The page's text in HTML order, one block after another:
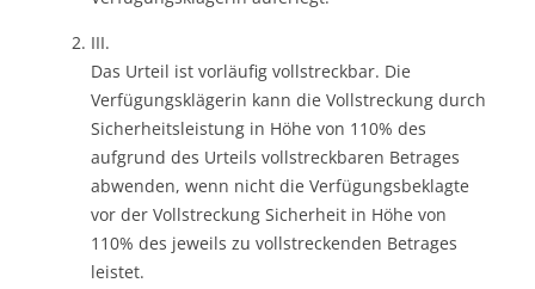
III.
Das Urteil ist vorläufig vollstreckbar. Die
Verfügungsklägerin kann die Vollstreckung durch
Sicherheitsleistung in Höhe von 110% des
aufgrund des Urteils vollstreckbaren Betrages
abwenden, wenn nicht die Verfügungsbeklagte
vor der Vollstreckung Sicherheit in Höhe von
110% des jeweils zu vollstreckenden Betrages
leistet.